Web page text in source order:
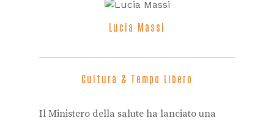
Lucia Massi
Cultura & Tempo Libero
Il Ministero della salute ha lanciato una